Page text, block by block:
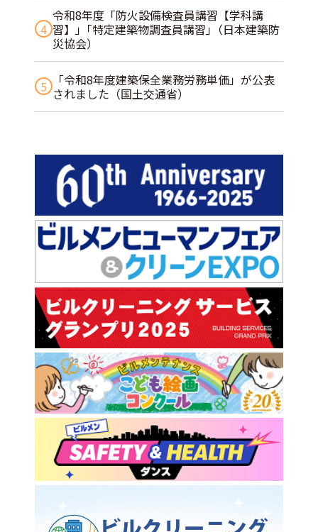
4
令和8年度「防火設備検査員講習【学科講
習】」｢特定建築物調査員講習｣（日本建築防
災協会）
5
「令和8年度建築保全業務労務単価」が公表
されました（国土交通省）